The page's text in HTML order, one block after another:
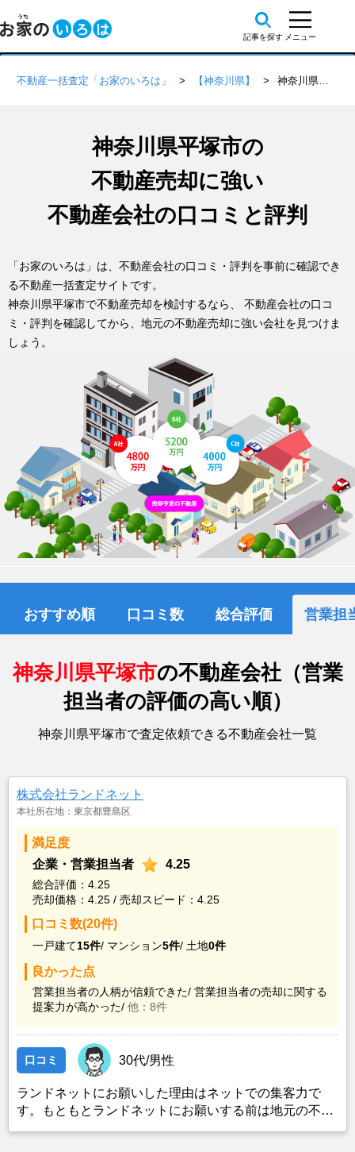
不動産一括査定「お家のいろは」 【神奈川県】 神奈川県平塚市の不動産会社 口コミ・評判一覧
神奈川県平塚市の
不動産売却に強い
不動産会社の口コミと評判
「お家のいろは」は、不動産会社の口コミ・評判を事前に確認でき
る不動産一括査定サイトです。
神奈川県平塚市で不動産売却を検討するなら、 不動産会社の口コ
ミ・評判を確認してから、地元の不動産売却に強い会社を見つけま
しょう。
おすすめ順 口コミ数 総合評価 営業担
神奈川県平塚市の不動産会社（営業
担当者の評価の高い順）
神奈川県平塚市で査定依頼できる不動産会社一覧
株式会社ランドネット
本社所在地：東京都豊島区
満足度
企業・営業担当者
4.25
総合評価：4.25
売却価格：4.25 / 売却スピード：4.25
口コミ数(20件)
一戸建て15件/ マンション5件/ 土地0件
良かった点
営業担当者の人柄が信頼できた/ 営業担当者の売却に関する
提案力が高かった/ 他：8件
口コミ 30代/男性
ランドネットにお願いした理由はネットでの集客力で
す。もともとランドネットにお願いする前は地元の不動